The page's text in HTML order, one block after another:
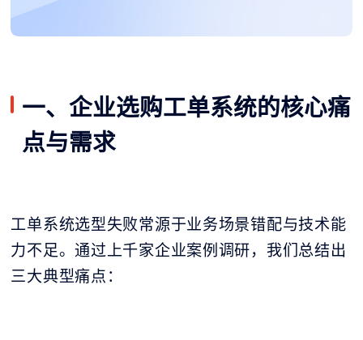
一、企业选购工单系统的核心痛
点与需求
工单系统选型失败常源于业务场景错配与技术能
力不足。通过上千家企业案例调研，我们总结出
三大典型痛点：